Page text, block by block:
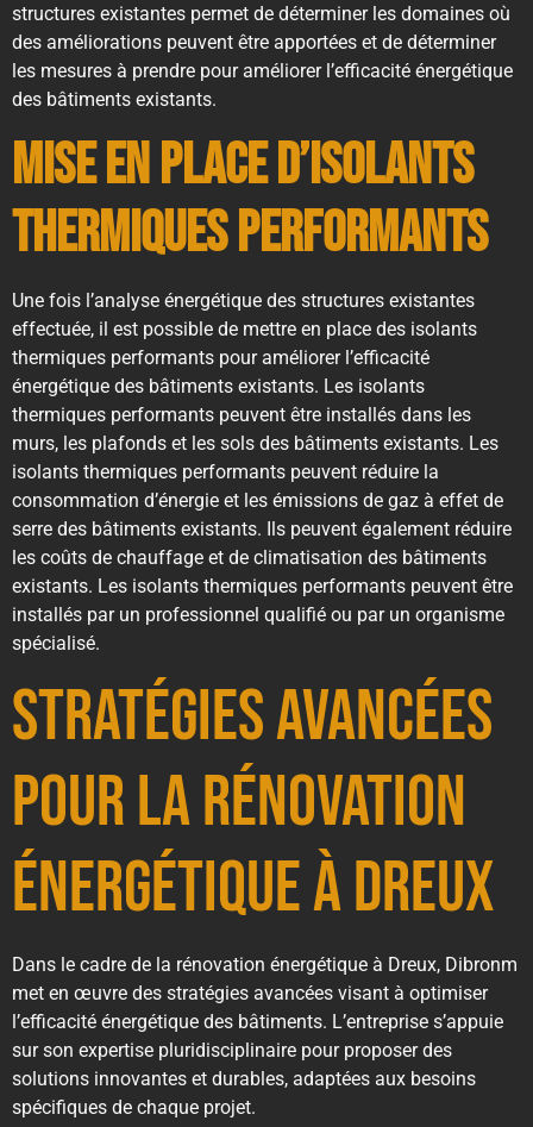
structures existantes permet de déterminer les domaines où
des améliorations peuvent être apportées et de déterminer
les mesures à prendre pour améliorer l’efficacité énergétique
des bâtiments existants.
Mise en place d’isolants
thermiques performants
Une fois l’analyse énergétique des structures existantes
effectuée, il est possible de mettre en place des isolants
thermiques performants pour améliorer l’efficacité
énergétique des bâtiments existants. Les isolants
thermiques performants peuvent être installés dans les
murs, les plafonds et les sols des bâtiments existants. Les
isolants thermiques performants peuvent réduire la
consommation d’énergie et les émissions de gaz à effet de
serre des bâtiments existants. Ils peuvent également réduire
les coûts de chauffage et de climatisation des bâtiments
existants. Les isolants thermiques performants peuvent être
installés par un professionnel qualifié ou par un organisme
spécialisé.
Stratégies Avancées
pour la Rénovation
Énergétique à Dreux
Dans le cadre de la rénovation énergétique à Dreux, Dibronm
met en œuvre des stratégies avancées visant à optimiser
l’efficacité énergétique des bâtiments. L’entreprise s’appuie
sur son expertise pluridisciplinaire pour proposer des
solutions innovantes et durables, adaptées aux besoins
spécifiques de chaque projet.